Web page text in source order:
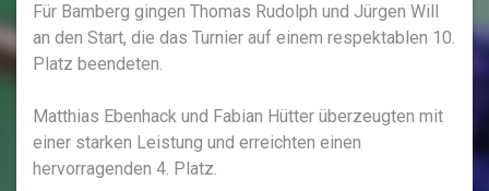
Für Bamberg gingen Thomas Rudolph und Jürgen Will
an den Start, die das Turnier auf einem respektablen 10.
Platz beendeten.
Matthias Ebenhack und Fabian Hütter überzeugten mit
einer starken Leistung und erreichten einen
hervorragenden 4. Platz.